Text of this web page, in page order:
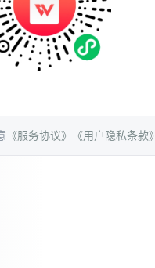
《服务协议》 《用户隐私条款》